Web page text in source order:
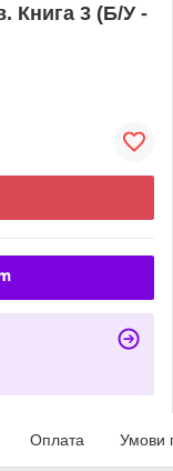
Книга 3 (Б/У -
Оплата Умови